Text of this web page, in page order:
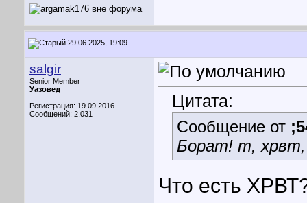
29.06.2025, 19:09
salgir
Senior Member
Уазовед
Регистрация: 19.09.2016
Сообщений: 2,031
Цитата:
Сообщение от
Борат! т,
Что есть